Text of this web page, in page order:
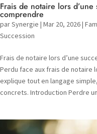
Frais de notaire lors
comprendre
parSynergie | Mar 20, 2026|
Succession
Frais de notaire lors d’une
Perdu face aux frais de notaire
explique tout en langage
concrets. Introduction Perdre